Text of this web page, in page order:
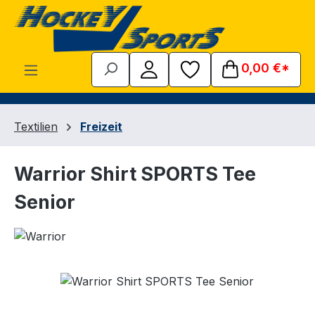
Zum Hauptinhalt springen
0,00 €*
Textilien Freizeit
Warrior Shirt SPORTS Tee
Senior
Bildergalerie überspringen